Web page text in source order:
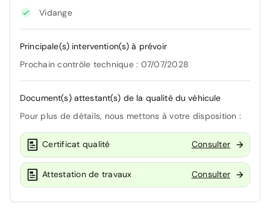
Vidange
Principale(s) intervention(s) à prévoir
Prochain contrôle technique : 07/07/2028
Document(s) attestant(s) de la qualité du véhicule
Pour plus de détails, nous mettons à votre disposition :
Certificat qualité Consulter
Attestation de travaux Consulter